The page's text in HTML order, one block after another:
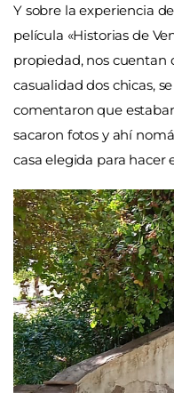
Y sobre la experiencia
película «Historias de
propiedad, nos cuentan
casualidad dos chicas,
comentaron que
sacaron fotos y ahí
casa elegida para hacer